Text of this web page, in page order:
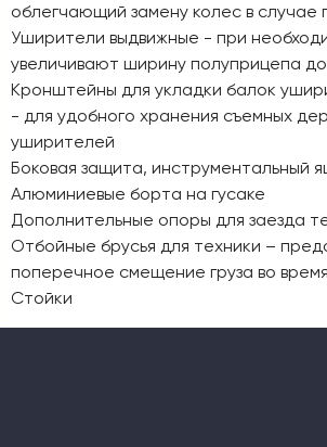
облегчающий замену колес в случае
Уширители выдвижные - при
увеличивают ширину полуприцепа
Кронштейны для укладки балок
- для удобного хранения съемных
уширителей
Боковая защита, инструментальный
Алюминиевые борта на гусаке
Дополнительные опоры для заезда
Отбойные брусья для техники –
поперечное смещение груза во
Стойки